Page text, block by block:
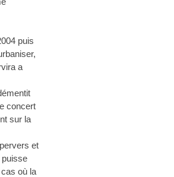
puis
a
concert
sur la
et
où la